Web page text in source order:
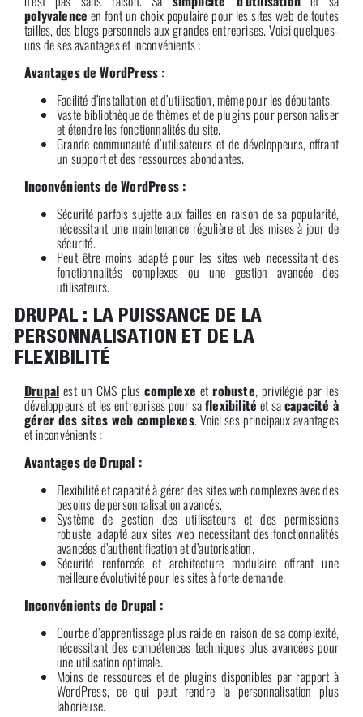
polyvalence en font un choix populaire pour les sites web de toutes
tailles, des blogs personnels aux grandes entreprises. Voici quelques-
uns de ses avantages et inconvénients :
Avantages de WordPress :
Facilité d’installation et d’utilisation, même pour les débutants.
Vaste bibliothèque de thèmes et de plugins pour personnaliser
et étendre les fonctionnalités du site.
Grande communauté d’utilisateurs et de développeurs, offrant
un support et des ressources abondantes.
Inconvénients de WordPress :
Sécurité parfois sujette aux failles en raison de sa popularité,
nécessitant une maintenance régulière et des mises à jour de
sécurité.
Peut être moins adapté pour les sites web nécessitant des
fonctionnalités complexes ou une gestion avancée des
utilisateurs.
DRUPAL : LA PUISSANCE DE LA
PERSONNALISATION ET DE LA
FLEXIBILITÉ
Drupal est un CMS pluscomplexe etrobuste, privilégié par les
développeurs et les entreprises pour saflexibilité et sacapacité à
gérer des sites web complexes. Voici ses principaux avantages
et inconvénients :
Avantages de Drupal :
Flexibilité et capacité à gérer des sites web complexes avec des
besoins de personnalisation avancés.
Système de gestion des utilisateurs et des permissions
robuste, adapté aux sites web nécessitant des fonctionnalités
avancées d’authentification et d’autorisation.
Sécurité renforcée et architecture modulaire offrant une
meilleure évolutivité pour les sites à forte demande.
Inconvénients de Drupal :
Courbe d’apprentissage plus raide en raison de sa complexité,
nécessitant des compétences techniques plus avancées pour
une utilisation optimale.
Moins de ressources et de plugins disponibles par rapport à
WordPress, ce qui peut rendre la personnalisation plus
laborieuse.